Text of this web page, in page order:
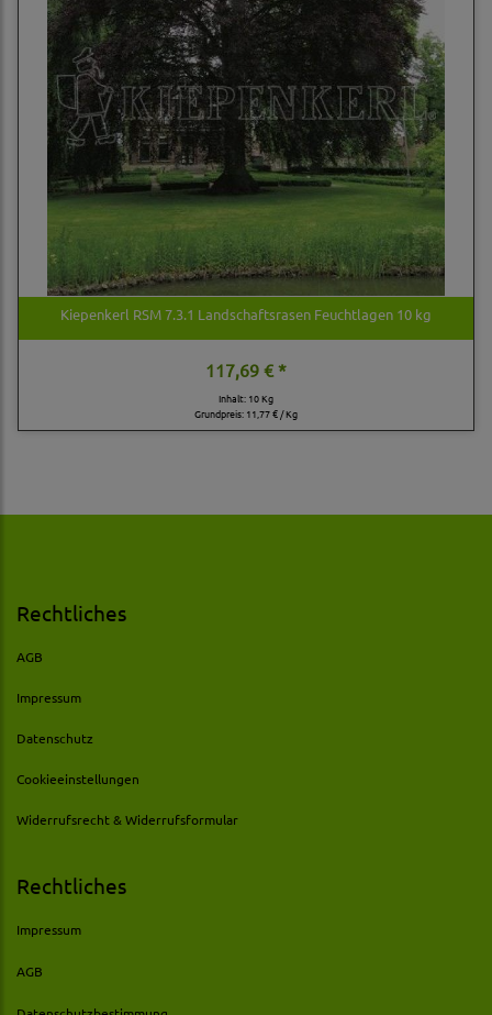
Kiepenkerl RSM 7.3.1 Landschaftsrasen Feuchtlagen 10 kg
117,69 € *
Inhalt: 10 Kg
Grundpreis: 11,77 € / Kg
Rechtliches
AGB
Impressum
Datenschutz
Cookieeinstellungen
Widerrufsrecht & Widerrufsformular
Rechtliches
Impressum
AGB